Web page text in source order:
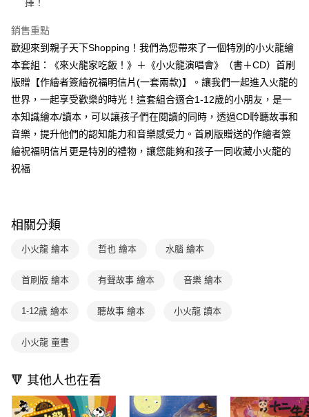
【繳款方式說明】
醒簡訊。
2.透過簡訊連結打開帳單後，可選擇「超商條碼／台灣大直營門市／銀行轉
帳／街口支付／iPASS MONEY」等通路繳費。
【注意事項】
用戶於交易時，得透過本服務購買商品或服務，並由商店將買賣／分期付款
買賣價金債權讓與本公司後，依約使用本公司帳單繳交帳款。
2.基於同意付款使用「大哥付你分期」之契約關係目的，商店將以您的個人
資料（包含姓名、電話或地址）提供予台灣大哥大進項蒐集、處理及利用，
由本公司與您本人進行分期帳單所需資料之確認、核對及更正。
3.完整用戶服務條款，請詳閱以下連結：
１．於結帳方式選擇「AFTEE先享後付」後，將跳轉至「AFTEE先享後付」
結帳頁面，進行簡訊認證並確認金額後，即可完成結帳。
２．訂單成立數日內，您將收到繳費通知簡訊。
３．收到繳費通知簡訊後14天內，點擊此簡訊中的連結，可透過四大超商／
ATM／網路銀行／等多元方式進行付款，方視為交易完成。
※ 請注意：結帳手續完成當下不需立刻繳費，但若您需要取消訂單，請聯絡
購買商品的店家。未經商家同意取消之訂單仍視為有效，需透過AFTEE先享
後付繳納相關費用。
※ 交易是否成功請以「AFTEE先享後付 」之結帳頁面顯示為準，若有關於
是否繳費成功／繳費後需取消欲退款等相關疑問，請聯繫「AFTEE先享後付
https://netprotections.freshdesk.com/support/home
權轉讓予恩沛科技股份有限公司。
https://aftee.tw/terms/#terms3
任。
時審查核予不同之上限額度；若仍有額度不足之情形，本公司將視審查結果
恩沛科技股份有限公司將有權停止該用戶之使用額度並採取法律行動。
付款後全家取貨
付款後7-11取貨
每筆NT$70，滿NT$800(含以上)免運費
國內宅配/郵寄 (不適用離島、海外及郵局i郵箱)
每筆NT$70，滿NT$800(含以上)免運費
離島宅配（澎湖、金門、馬祖、小琉球；不適用於郵局i郵箱）
每筆NT$200
銷售重點
歡迎來到親子天下Shopping！我們為您帶來了一個特別的小火龍繪
本套組：《來火龍家吃飯！》＋《小火龍演唱會》（書＋CD）首刷
版贈【作繪者簽繪祝福明信片(一套兩款)】。讓我們一起進入火龍的
世界，一起享受歡樂的時光！這套組合適合1-12歲的小朋友，是一
本知識繪本/讀本，可以讓孩子們在閱讀的同時，透過CD聆聽故事和
音樂，提升他們的認知能力和音樂感受力。首刷版贈送的作繪者簽
繪祝福明信片更是特別的禮物，讓您能夠和孩子一同收藏小火龍的
祝福
相關分類
小火龍 繪本 哲也 繪本 水腦 繪本
首刷版 繪本 有聲故事 繪本 音樂 繪本
1-12歲 繪本 聽故事 繪本 小火龍 讀本
小火龍 童書
🔻 其他人也在看